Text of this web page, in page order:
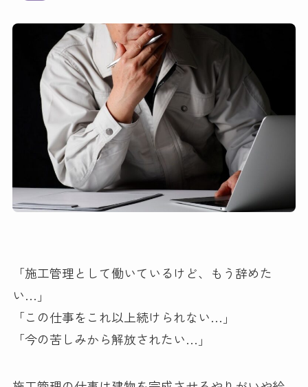
「施工管理として働いているけど、もう辞めた
い…」
「この仕事をこれ以上続けられない…」
「今の苦しみから解放されたい…」